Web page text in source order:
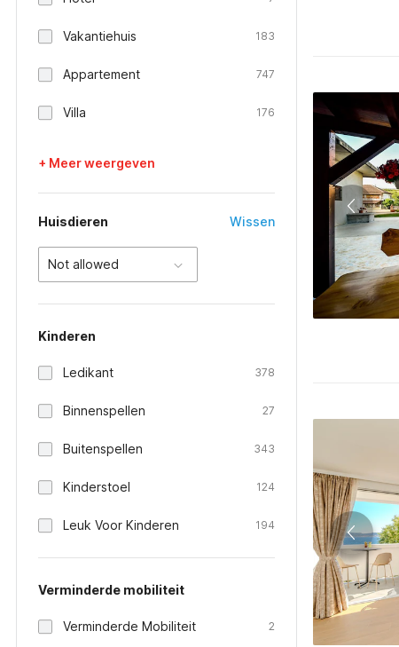
Vakantiehuis 183
Appartement 747
Villa 176
+ Meer weergeven
Huisdieren Wissen
Not allowed
Kinderen
Ledikant 378
Binnenspellen 27
Buitenspellen 343
Kinderstoel 124
Leuk Voor Kinderen 194
Verminderde mobiliteit
Verminderde Mobiliteit 2